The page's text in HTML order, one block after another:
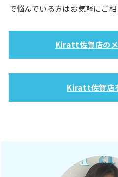
で悩んでいる方はお気軽にご相
Kiratt佐賀店の
Kiratt佐賀店